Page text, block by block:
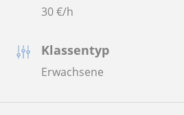
30€/h
Klassentyp
Erwachsene